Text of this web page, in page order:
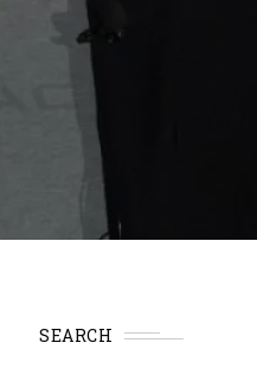
SEARCH